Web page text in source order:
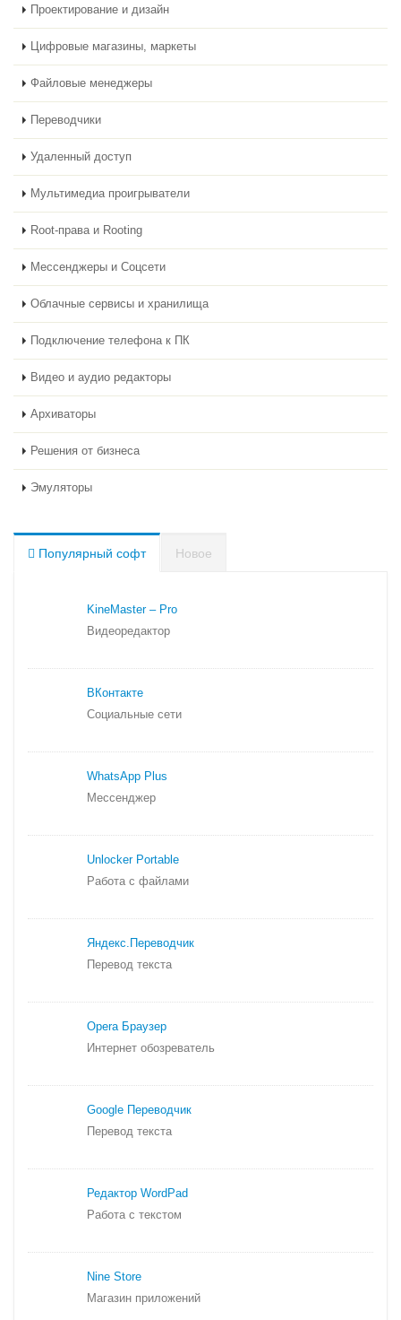
Проектирование и дизайн
Цифровые магазины, маркеты
Файловые менеджеры
Переводчики
Удаленный доступ
Мультимедиа проигрыватели
Root-права и Rooting
Мессенджеры и Соцсети
Облачные сервисы и хранилища
Подключение телефона к ПК
Видео и аудио редакторы
Архиваторы
Решения от бизнеса
Эмуляторы
Популярный софт Новое
KineMaster – Pro
Видеоредактор
ВКонтакте
Социальные сети
WhatsApp Plus
Мессенджер
Unlocker Portable
Работа с файлами
Яндекс. Переводчик
Перевод текста
Opera Браузер
Интернет обозреватель
Google Переводчик
Перевод текста
Редактор WordPad
Работа с текстом
Nine Store
Магазин приложений